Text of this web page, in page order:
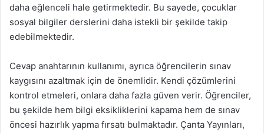
daha eğlenceli hale getirmektedir. Bu sayede, çocuklar
sosyal bilgiler derslerini daha istekli bir şekilde takip
edebilmektedir.
Cevap anahtarının kullanımı, ayrıca öğrencilerin sınav
kaygısını azaltmak için de önemlidir. Kendi çözümlerini
kontrol etmeleri, onlara daha fazla güven verir. Öğrenciler,
bu şekilde hem bilgi eksikliklerini kapama hem de sınav
öncesi hazırlık yapma fırsatı bulmaktadır. Çanta Yayınları,